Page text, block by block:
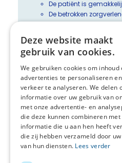
De patiënt is
De betrokken
inbrengen van perifeer
op moment dat een
moet worden.
Bij gebruik van
katheters moet de
de benodigde
Links voor meer
Patiënteninformatie op
Beslisboom
Deel deze pagina:
Deze website maakt
gebruik van cookies.
We gebruiken cookies om inhoud
advertenties te personaliseren
verkeer te analyseren. We delen
informatie over uw gebruik van
met onze advertentie- en
die deze kunnen combineren met
informatie die u aan hen heeft
die zij hebben verzameld door
van hun diensten. Lees verder